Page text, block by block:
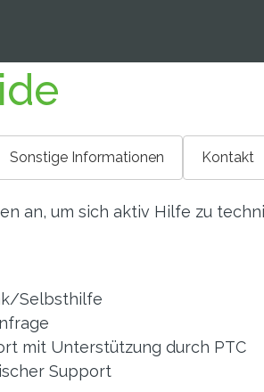
Sonstige Informationen Kontakt
an, um sich aktiv Hilfe zu
Selbsthilfe
mit Unterstützung durch PTC
Support